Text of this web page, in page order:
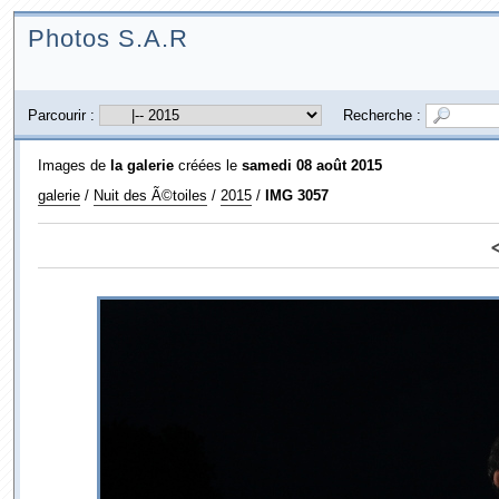
Photos S.A.R
Parcourir : Recherche :
Images de la galeriecréées le samedi 08 août 2015
galerie/ Nuit des Ã©toiles / 2015/ IMG 3057